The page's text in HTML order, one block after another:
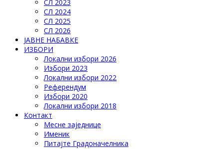
СЛ 2023
СЛ 2024
СЛ 2025
СЛ 2026
ЈАВНЕ НАБАВКЕ
ИЗБОРИ
Локални избори 2026
Избори 2023
Локални избори 2022
Референдум
Избори 2020
Локални избори 2018
Контакт
Месне заједнице
Именик
Питајте Градоначелника